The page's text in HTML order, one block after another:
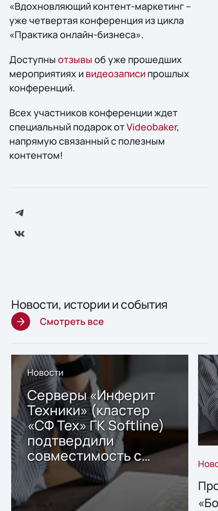
«Вдохновляющий контент-маркетинг –
уже четвертая конференция из цикла
«Практика онлайн-бизнеса».
Доступныотзывыоб уже прошедших
мероприятиях и видеозаписи прошлых
конференций.
Всех участников конференции ждет
специальный подарок отVideobaker,
напрямую связанный с полезным
контентом!
Новости, истории и события
Смотреть все
Новости
Серверы «Инферит
Техники» (кластер
«СФ Тех» ГК Softline)
подтвердили
совместимость с
решением Sharx
Storage 2.x для
хранения данных